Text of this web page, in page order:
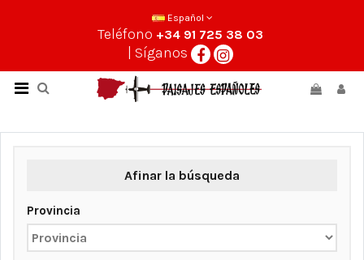
Español
Teléfono +34 91 725 38 03
| Síganos
Afinar la búsqueda
Provincia